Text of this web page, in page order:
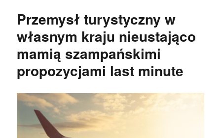
Przemysł turystyczny w
własnym kraju nieustająco
mamią szampańskimi
propozycjami last minute